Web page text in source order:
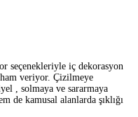
seçenekleriyle iç dekorasyon
veriyor. Çizilmeye
, solmaya ve sararmaya
de kamusal alanlarda şıklığı